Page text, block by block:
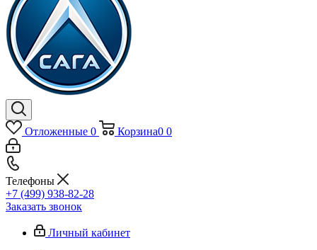
Отложенные 0 Корзина0 0
Телефоны
+7 (499) 938-82-28
Заказать звонок
Личный кабинет